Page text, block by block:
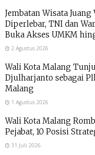
Jembatan Wisata Juang
Diperlebar, TNI dan
Buka Akses UMKM
2 Agustus 2026
Wali Kota Malang
Djulharjanto sebagai
Malang
1 Agustus 2026
Wali Kota Malang
Pejabat, 10 Posisi
31 Juli 2026